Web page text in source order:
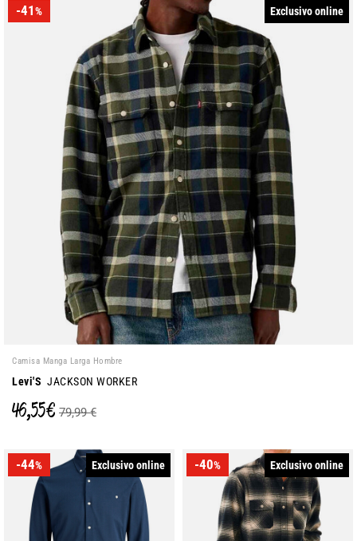
-41% Exclusivo online
Camisa Manga Larga Hombre
Levi'S JACKSON WORKER
46,55 € 79,99 €
-44% Exclusivo online -40% Exclusivo online